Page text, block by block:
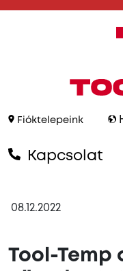
Fióktelepeink
Kapcsolat
08.12.2022
Tool-Temp